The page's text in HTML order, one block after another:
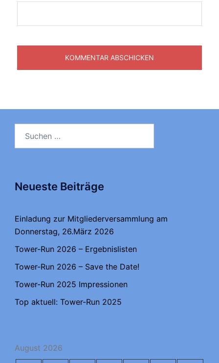
Neueste Beiträge
Einladung zur Mitgliederversammlung am
Donnerstag, 26.März 2026
Tower-Run 2026 – Ergebnislisten
Tower-Run 2026 – Save the Date!
Tower-Run 2025 Impressionen
Top aktuell: Tower-Run 2025
August 2026